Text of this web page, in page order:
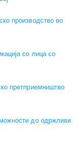
производство во
со лица со
претприемништво
до одржливи